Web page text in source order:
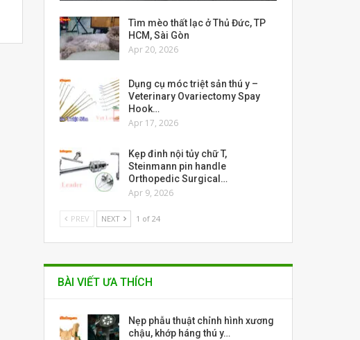
Tìm mèo thất lạc ở Thủ Đức, TP
HCM, Sài Gòn
Apr 20, 2026
Dụng cụ móc triệt sản thú y –
Veterinary Ovariectomy Spay
Hook…
Apr 17, 2026
Kẹp đinh nội tủy chữ T,
Steinmann pin handle
Orthopedic Surgical…
Apr 9, 2026
PREV NEXT 1 of 24
BÀI VIẾT ƯA THÍCH
Nẹp phẫu thuật chỉnh hình xương
chậu, khớp háng thú y…